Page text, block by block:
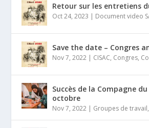
Retour sur les entretiens
Oct 24, 2023 | Document video
Save the date – Congres
Nov 7, 2022 | CISAC, Congres,
Succès de la Compagne
octobre
Nov 7, 2022 | Groupes de travail,